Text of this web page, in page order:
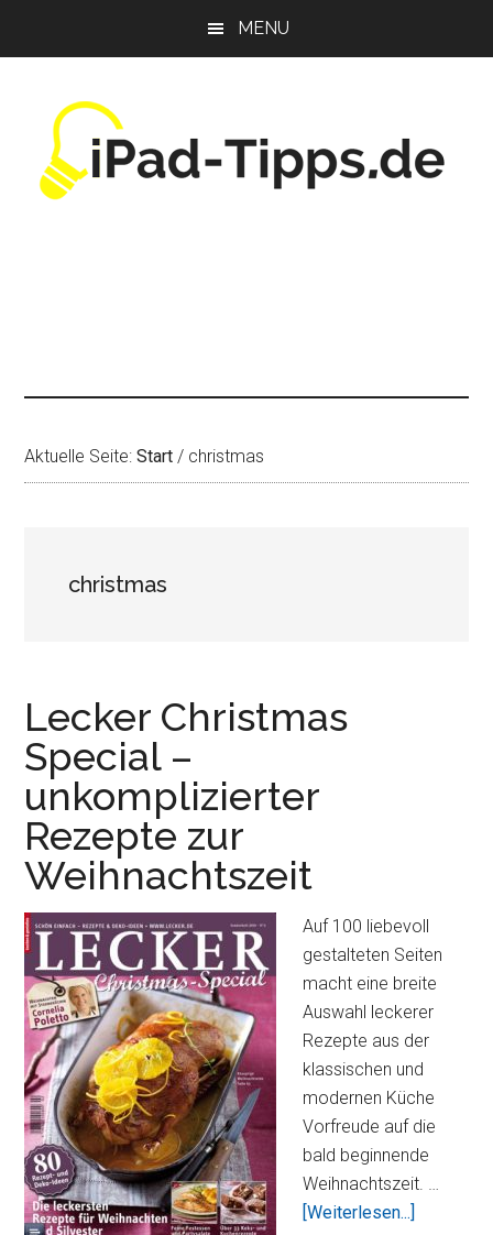
MENU
Aktuelle Seite:Start / christmas
christmas
Lecker Christmas
Special –
unkomplizierter
Rezepte zur
Weihnachtszeit
Auf 100 liebevoll
gestalteten Seiten
macht eine breite
Auswahl leckerer
Rezepte aus der
klassischen und
modernen Küche
Vorfreude auf die
bald beginnende
Weihnachtszeit. …
[Weiterlesen...]